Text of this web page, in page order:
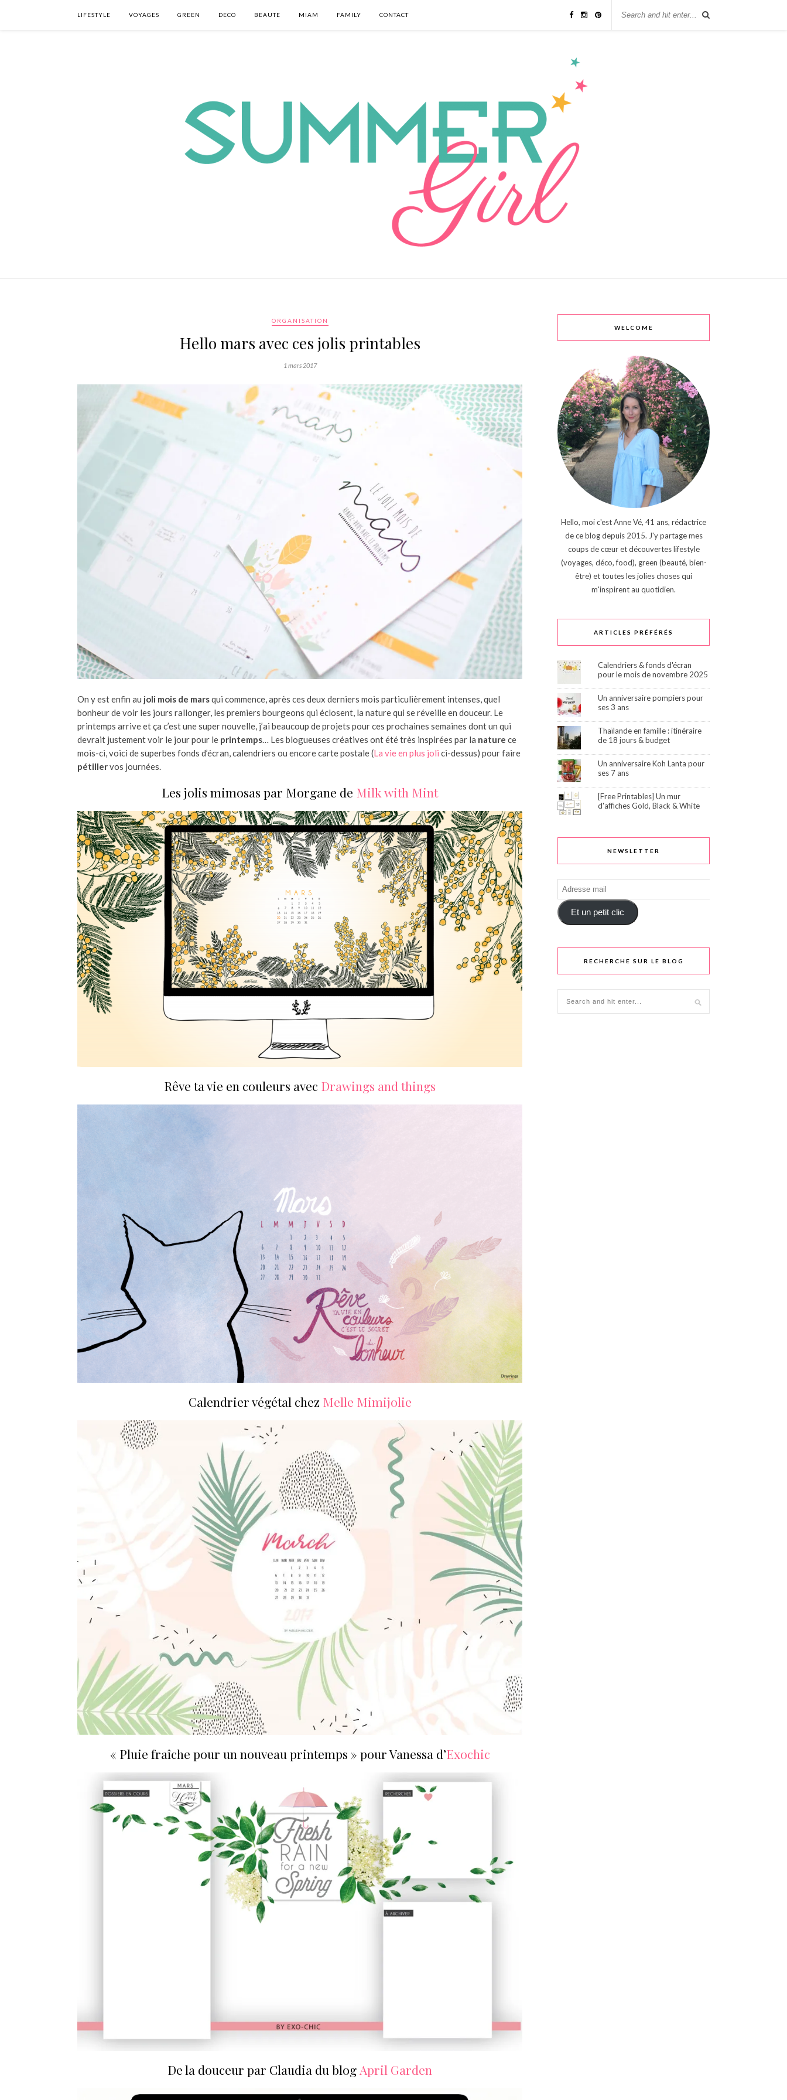
LIFESTYLE VOYAGES GREEN DECO BEAUTE MIAM FAMILY CONTACT
ORGANISATION
Hello mars avec ces jolis printables
1 mars 2017
On y est enfin au joli mois de marsqui commence, après ces deux derniers mois particulièrement intenses, quel
bonheur de voir les jours rallonger, les premiers bourgeons qui éclosent, la nature qui se réveille en douceur. Le
printemps arrive et ça c’est une super nouvelle, j’ai beaucoup de projets pour ces prochaines semaines dont un qui
devrait justement voir le jour pour le printemps… Les blogueuses créatives ont été très inspirées par la nature ce
mois-ci, voici de superbes fonds d’écran, calendriers ou encore carte postale (La vie en plus joli ci-dessus) pour faire
pétillervos journées.
Les jolis mimosas par Morgane de Milk with Mint
Rêve ta vie en couleurs avec Drawings and things
Calendrier végétal chez Melle Mimijolie
« Pluie fraîche pour un nouveau printemps » pour Vanessa d’Exochic
De la douceur par Claudia du blog April Garden
WELCOME
Hello, moi c'est Anne Vé, 41 ans, rédactrice
de ce blog depuis 2015. J'y partage mes
coups de cœur et découvertes lifestyle
(voyages, déco, food), green (beauté, bien-
être) et toutes les jolies choses qui
m'inspirent au quotidien.
ARTICLES PRÉFÉRÉS
Calendriers & fonds d'écran
pour le mois de novembre 2025
Un anniversaire pompiers pour
ses 3 ans
Thaïlande en famille : itinéraire
de 18 jours & budget
Un anniversaire Koh Lanta pour
ses 7 ans
[Free Printables] Un mur
d'affiches Gold, Black & White
NEWSLETTER
Adresse
mail
Et un petit clic
RECHERCHE SUR LE BLOG